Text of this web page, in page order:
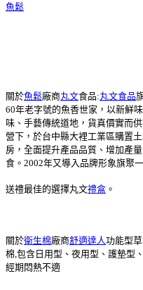
魚鬆
關於魚鬆廠商丸文食品:丸文食品
60年老字號的魚香世家，以新鮮
味、手藝傳統道地，貨真價實而
營下，於台中縣大裡工業區購置
房，全面提升產品品質、增加產
食。2002年又導入品牌形象旗聚
送禮最佳的選擇丸文禮盒 。
關於衛生棉廠商舒適達人功能型
棉,包含日用型、夜用型、護墊型
經期悶熱不適